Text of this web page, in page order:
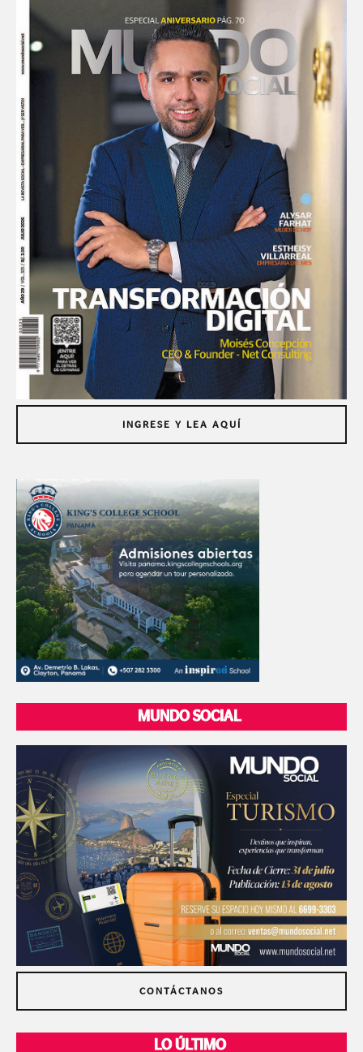
INGRESE Y LEA AQUÍ
MUNDO SOCIAL
CONTÁCTANOS
LO ÚLTIMO